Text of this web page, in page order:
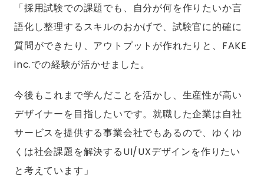
「採用試験での課題でも、自分が何を作りたいか言
語化し整理するスキルのおかげで、試験官に的確に
質問ができたり、アウトプットが作れたりと、FAKE
inc.での経験が活かせました。
今後もこれまで学んだことを活かし、生産性が高い
デザイナーを目指したいです。就職した企業は自社
サービスを提供する事業会社でもあるので、ゆくゆ
くは社会課題を解決するUI/UXデザインを作りたい
と考えています」